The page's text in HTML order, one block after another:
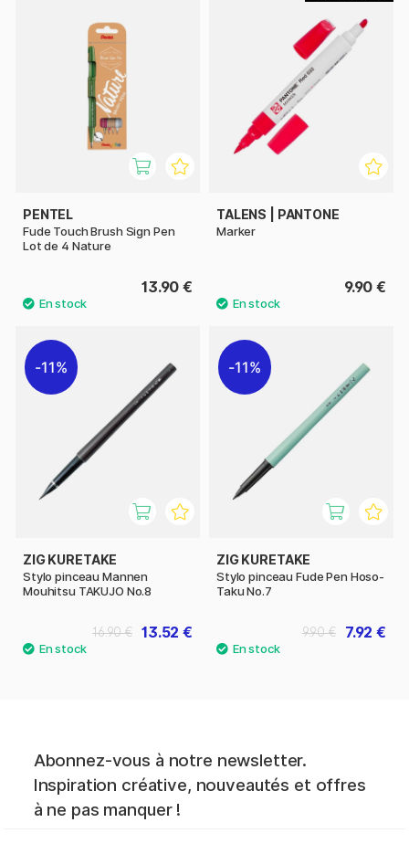
PENTEL
Fude Touch Brush Sign Pen
Lot de 4 Nature
13.90 €
TALENS | PANTONE
Marker
9.90 €
11%
ZIG KURETAKE
Stylo pinceau Mannen
Mouhitsu TAKUJO No.8
13.52 €
16.90 €
11%
ZIG KURETAKE
Stylo pinceau Fude Pen Hoso-
Taku No.7
7.92 €
9.90 €
Abonnez-vous à notre newsletter.
Inspiration créative, nouveautés et offres
à ne pas manquer !